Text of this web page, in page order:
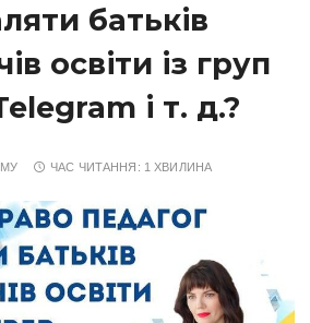
батьків
освіти із груп
і т. д.?
ЧАС ЧИТАННЯ: 1 ХВИЛИНА